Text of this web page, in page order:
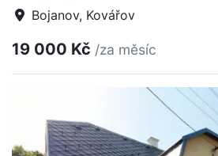
Bojanov, Kovářov
19 000 Kč /za měsíc